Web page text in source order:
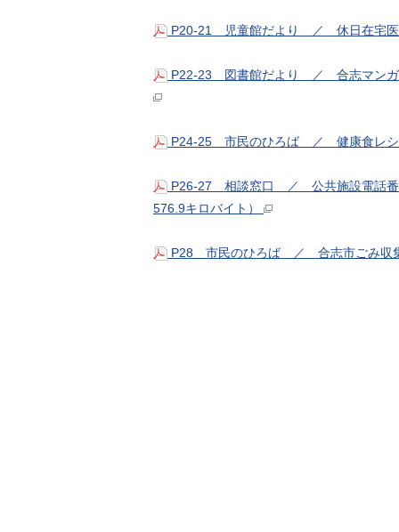
P20-21 児童館だより ／ 休日在宅医
P22-23 図書館だより ／ 合志マン
P24-25 市民のひろば ／ 健康食レシ
P26-27 相談窓口 ／ 公共施設電話
576.9キロバイト）
P28 市民のひろば ／ 合志市ごみ収集